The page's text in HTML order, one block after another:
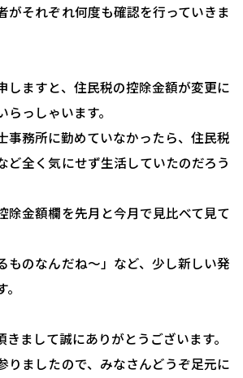
て
ィング
ついて
について
計算について
理について
がそれぞれ何度も確認を行っていきま
しますと、住民税の控除金額が変更に
っしゃいます。
事務所に勤めていなかったら、住民税
ど全く気にせず生活していたのだろう
除金額欄を先月と今月で見比べて見て
ものなんだね～」など、少し新しい発
まして誠にありがとうございます。
りましたので、みなさんどうぞ足元に